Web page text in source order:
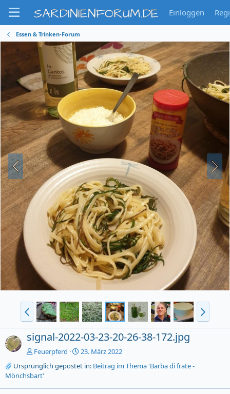
SARDINIENFORUM.DE Einloggen
Essen & Trinken-Forum
signal-2022-03-23-20-26-38-172.jpg
Feuerpferd
23. März 2022
Ursprünglich gepostet in: Beitrag im Thema 'Barba di frate -
Mönchsbart'